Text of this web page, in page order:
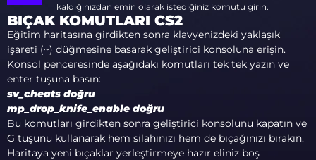
kaldığınızdan emin olarak istediğiniz komutu girin.
BIÇAK KOMUTLARI CS2
Eğitim haritasına girdikten sonra klavyenizdeki yaklaşık
işareti (~) düğmesine basarak geliştirici konsoluna erişin.
Konsol penceresinde aşağıdaki komutları tek tek yazın ve
enter tuşuna basın:
sv_cheats doğru
mp_drop_knife_enable doğru
Bu komutları girdikten sonra geliştirici konsolunu kapatın ve
G tuşunu kullanarak hem silahınızı hem de bıçağınızı bırakın.
Haritaya yeni bıçaklar yerleştirmeye hazır eliniz boş